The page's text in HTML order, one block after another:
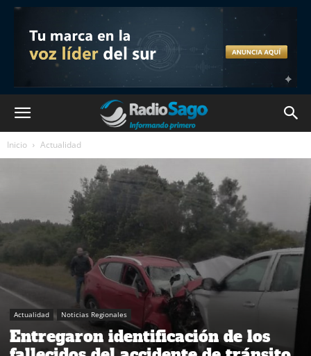
Inicio Actualidad
Actualidad Noticias Regionales
Entregaron identificación de los